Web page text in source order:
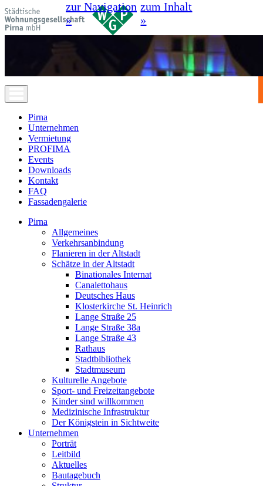
zur Navigation
»
zum Inhalt
»
Pirna
Unternehmen
Vermietung
PROFIMA
Events
Downloads
Kontakt
FAQ
Fassadengalerie
Pirna
Allgemeines
Verkehrsanbindung
Flanieren in der Altstadt
Schätze in der Altstadt
Binationales Internat
Canalettohaus
Deutsches Haus
Klosterkirche St. Heinrich
Lange Straße 25
Lange Straße 38a
Lange Straße 43
Rathaus
Stadtbibliothek
Stadtmuseum
Kulturelle Angebote
Sport- und Freizeitangebote
Kinder sind willkommen
Medizinische Infrastruktur
Der Königstein in Sichtweite
Unternehmen
Porträt
Leitbild
Aktuelles
Bautagebuch